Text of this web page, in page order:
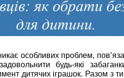
особливих проблем,
будь-які
дитячих іграшок. Разом з